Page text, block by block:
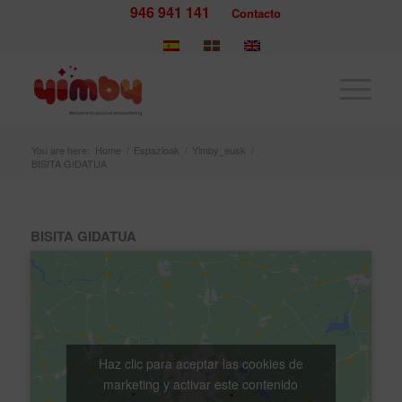
946 941 141 Contacto
You are here: Home Espazioak Yimby_eusk
BISITA GIDATUA
BISITA GIDATUA
Haz clic para aceptar las cookies de
marketing y activar este contenido